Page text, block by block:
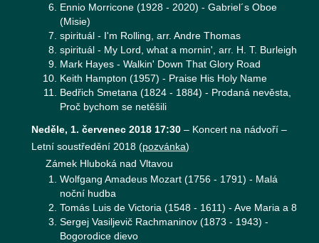
Ennio Morricone (1928 - 2020) - Gabriel´s Oboe
(Misie)
spirituál - I'm Rolling, arr. Andre Thomas
spirituál - My Lord, what a mornin', arr. H. T. Burleigh
Mark Hayes - Walkin' Down That Glory Road
Keith Hampton (1957) - Praise His Holy Name
Bedřich Smetana (1824 - 1884) - Prodaná nevěsta,
Proč bychom se netěšili
Neděle, 1. červenec 2018 17:30 – Koncert na nádvoří –
Letní soustředění 2018 (pozvánka)
Zámek Hluboká nad Vltavou
Wolfgang Amadeus Mozart (1756 - 1791) - Malá
noční hudba
Tomás Luis de Victoria (1548 - 1611) - Ave Maria a 8
Sergej Vasiljevič Rachmaninov (1873 - 1943) -
Bogorodice dievo